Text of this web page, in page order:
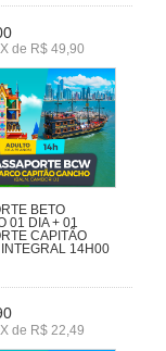
de R$ 49,90
BETO
01 DIA + 01
CAPITÃO
14H00
de R$ 22,49